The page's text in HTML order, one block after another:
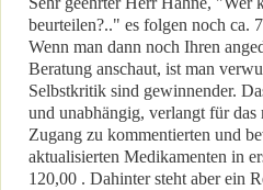
beurteilen?.." es folgen noch
Wenn man dann noch Ihren
Beratung anschaut, ist man
Selbstkritik sind gewinnender.
und unabhängig, verlangt für
Zugang zu kommentierten und
aktualisierten Medikamenten in
120,00 . Dahinter steht aber ein